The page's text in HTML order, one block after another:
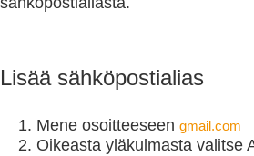
Lisää sähköpostialias
Mene osoitteeseen gmail.com
Oikeasta yläkulmasta valitse